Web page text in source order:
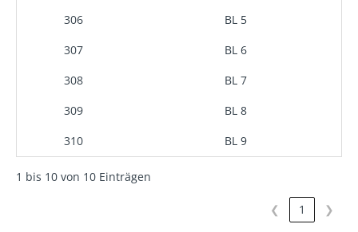
306
BL 5
307
BL 6
308
BL 7
309
BL 8
310
BL 9
1 bis 10 von 10 Einträgen
❮ 1 ❯